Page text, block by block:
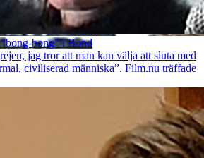
bong” i Bond
jag tror att man kan välja att sluta med
civiliserad människa”. Film.nu träffade